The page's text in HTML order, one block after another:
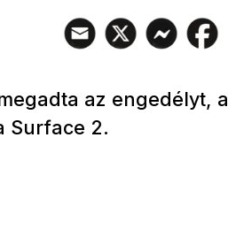
az engedélyt, a
Surface 2.